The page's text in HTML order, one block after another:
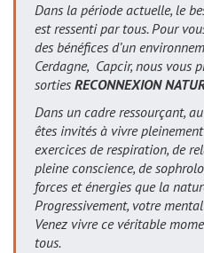
Dans la période actuelle, le
est ressenti par tous. Pour
des bénéfices d’un
Cerdagne, Capcir, nous vous
sorties RECONNEXION
Dans un cadre ressourçant,
êtes invités à vivre
exercices de respiration, de
pleine conscience, de
forces et énergies que la
Progressivement, votre
Venez vivre ce véritable
tous.